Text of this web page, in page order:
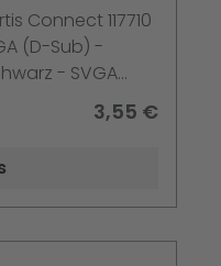
Connect 117710
(D-Sub) -
- SVGA
3,55 €